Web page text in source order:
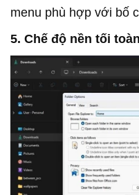
menu phù hợp với bố
5. Chế độ nền tối